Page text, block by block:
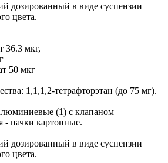
дозированный в виде суспензии
цвета.
36.3 мкг,
50 мкг
1,1,1,2-тетрафторэтан (до 75 мг).
(1) с клапаном
- пачки картонные.
дозированный в виде суспензии
цвета.